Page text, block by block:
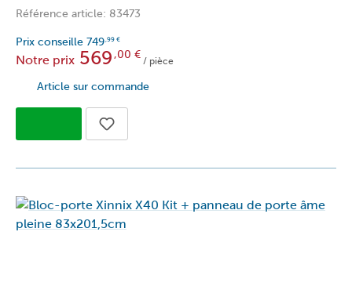
Référence article: 83473
Prix conseille 749,99 €
Notre prix 569 ,00 €
/ pièce
Article sur commande